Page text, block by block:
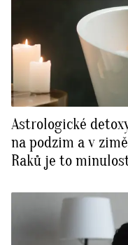
Astrologické
na podzim a v
Raků je to